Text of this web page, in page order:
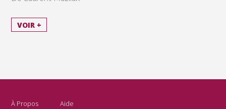
VOIR +
À Propos Aide